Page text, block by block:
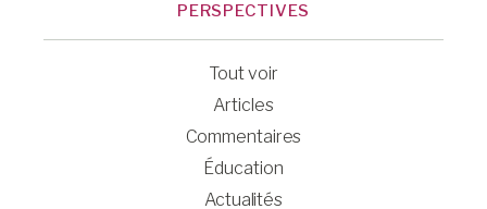
PERSPECTIVES
Tout voir
Articles
Commentaires
Éducation
Actualités